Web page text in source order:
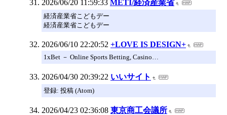
2026/06/20 11:59:33 METI/経済産業省
経済産業省こどもデー
経済産業省こどもデー
2026/06/10 22:20:52 +LOVE IS DESIGN+
1xBet － Online Sports Betting, Casino…
2026/04/30 20:39:22 いいサイト
登録: 投稿 (Atom)
2026/04/23 02:36:08 東京商工会議所